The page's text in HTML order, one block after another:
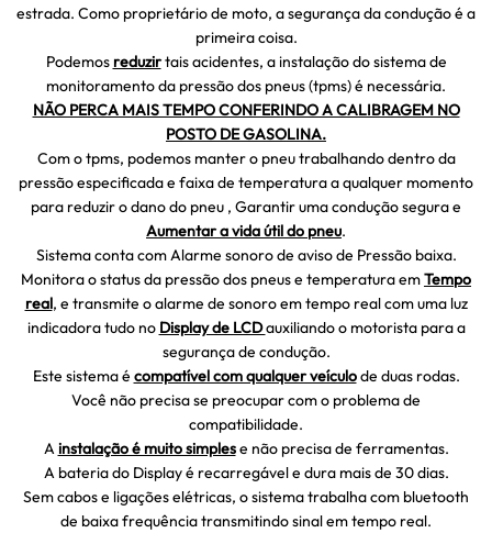
estrada. Como proprietário de moto, a segurança da condução é a
primeira coisa.
Podemos reduzirtais acidentes, a instalação do sistema de
monitoramento da pressão dos pneus (tpms) é necessária.
NÃO PERCA MAIS TEMPO CONFERINDO A CALIBRAGEM NO
POSTO DE GASOLINA.
Com o tpms, podemos manter o pneu trabalhando dentro da
pressão especificada e faixa de temperatura a qualquer momento
para reduzir o dano do pneu , Garantir uma condução segura e
Aumentar a vida útil do pneu.
Sistema conta com Alarme sonoro de aviso de Pressão baixa.
Monitora o status da pressão dos pneus e temperatura emTempo
real, e transmite o alarme de sonoro em tempo real com uma luz
indicadora tudo no Display de LCDauxiliando o motorista para a
segurança de condução.
Este sistema é compatível com qualquer veículode duas rodas.
Você não precisa se preocupar com o problema de
compatibilidade.
Ainstalação é muito simplese não precisa de ferramentas.
A bateria do Display é recarregável e dura mais de 30 dias.
Sem cabos e ligações elétricas, o sistema trabalha com bluetooth
de baixa frequência transmitindo sinal em tempo real.